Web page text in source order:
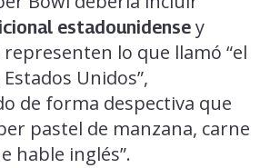
estadounidensey
lo que llamó “el
Unidos”,
de forma despectiva que
pastel de manzana, carne
hable inglés”.